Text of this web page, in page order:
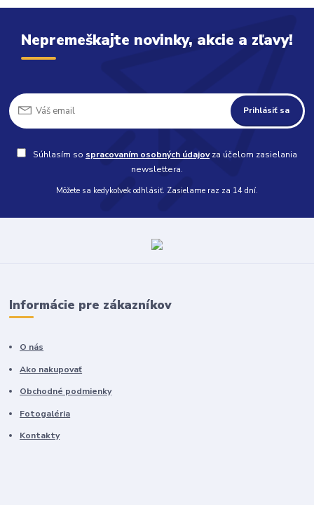
Nepremeškajte novinky, akcie a zľavy!
Prihlásiť sa
Súhlasím so spracovaním osobných údajovza účelom zasielania
newslettera.
Môžete sa kedykoľvek odhlásiť. Zasielame raz za 14 dní.
Informácie pre zákazníkov
O nás
Ako nakupovať
Obchodné podmienky
Fotogaléria
Kontakty